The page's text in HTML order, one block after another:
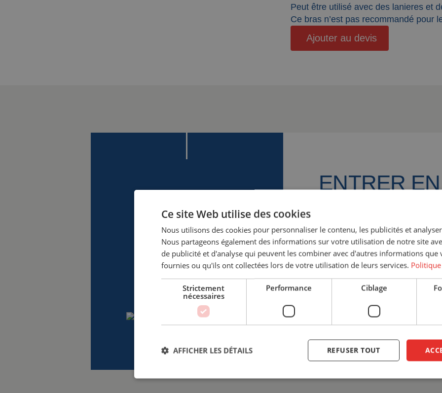
Peut être utilisé avec des lanieres et
Ce bras n’est pas recommandé pour
Ajouter au devis
ENTRER EN
Nous sommes là pour vous.
discuter des différentes
sur la solution la plus adaptée
sécurité avant tout sur votre
+33 (0)3 20 57 37 66
Entrer en contact
Ce site Web utilise des cookies
Nous utilisons des cookies pour personnaliser le contenu, les publicités et
Nous partageons également des informations sur votre utilisation de notre site
de publicité et d'analyse qui peuvent les combiner avec d'autres informations que
fournies ou qu'ils ont collectées lors de votre utilisation de leurs services.
Strictement
nécessaires
Performance Ciblage
REFUSER TOUT
AFFICHER LES DÉTAILS